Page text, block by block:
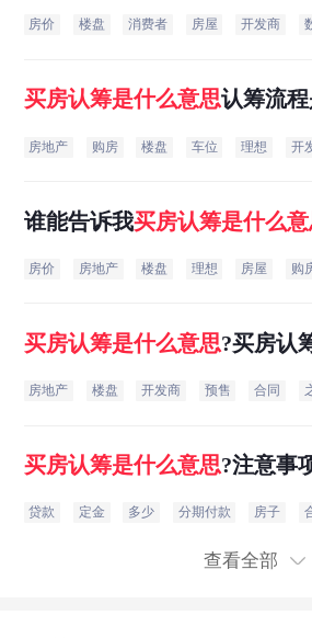
房价 楼盘 消费者 房屋 开发商
买房认筹是什么意思认筹流
房地产 购房 楼盘 车位 理想 开
谁能告诉我买房认筹是什么
房价 房地产 楼盘 理想 房屋 购
买房认筹是什么意思?买房认
房地产 楼盘 开发商 预售 合同
买房认筹是什么意思?注意事
贷款 定金 多少 分期付款 房子
查看全部